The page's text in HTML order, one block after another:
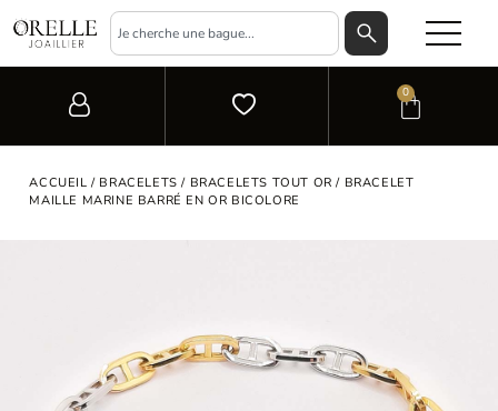
0
ACCUEIL / BRACELETS / BRACELETS TOUT OR / BRACELET
MAILLE MARINE BARRÉ EN OR BICOLORE